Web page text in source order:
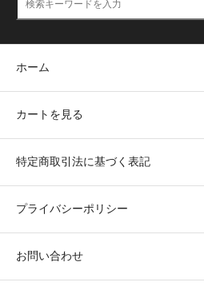
ホーム
カートを見る
特定商取引法に基づく表記
プライバシーポリシー
お問い合わせ